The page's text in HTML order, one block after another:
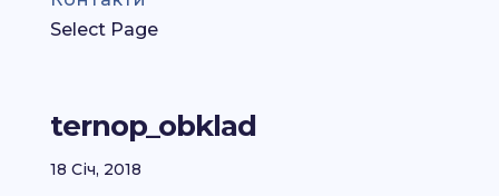
Select Page
ternop_obklad
18 Січ, 2018